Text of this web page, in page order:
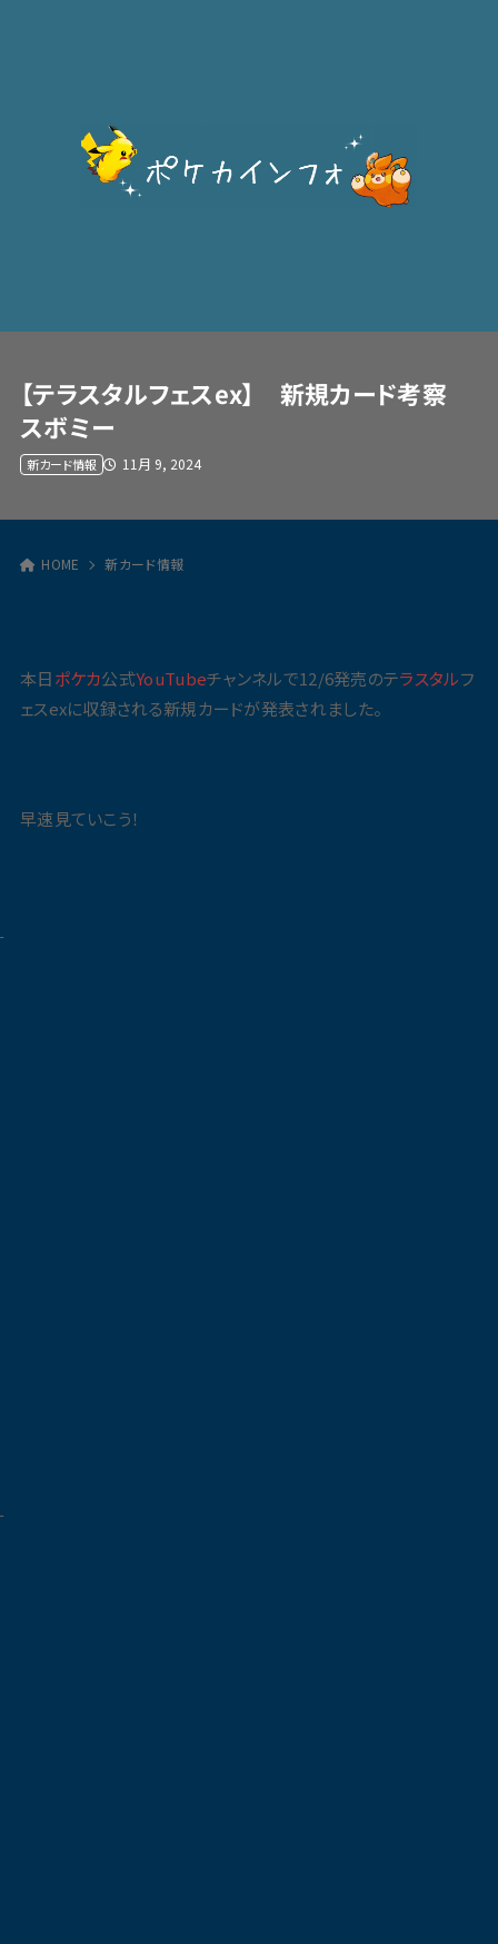
【テラスタルフェスex】 新規カード考察
スボミー
11月 9, 2024
新カード情報
HOME 新カード情報
本日ポケカ公式YouTubeチャンネルで12/6発売のテラスタルフ
ェスexに収録される新規カードが発表されました。
早速見ていこう！